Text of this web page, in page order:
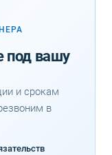
под вашу
и срокам
в